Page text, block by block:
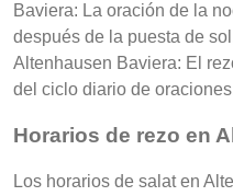
Baviera: La oración de la
después de la puesta de
Altenhausen Baviera: El
del ciclo diario de
Horarios de rezo en
Los horarios de salat en